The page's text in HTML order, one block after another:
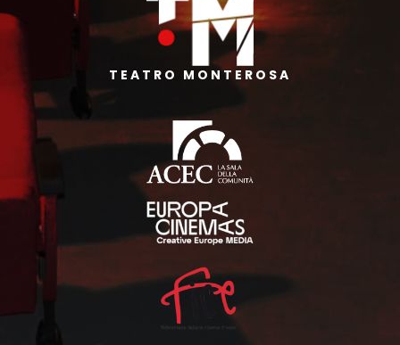
TEATRO MONTEROSA